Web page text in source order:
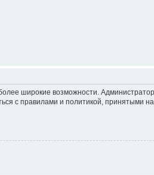
широкие возможности.
с правилами и политикой, принятыми